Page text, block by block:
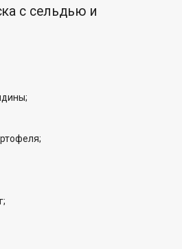
с сельдью и